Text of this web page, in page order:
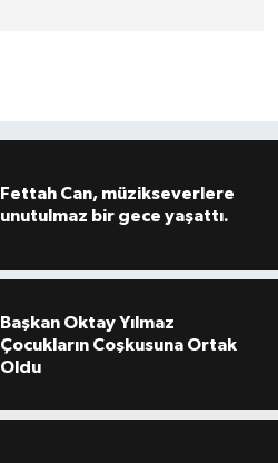
Fettah Can, müzikseverlere
unutulmaz bir gece yaşattı.
Başkan Oktay Yılmaz
Çocukların Coşkusuna Ortak
Oldu